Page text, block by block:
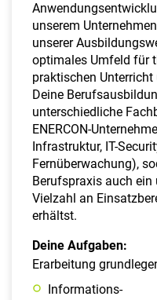
unserem
unserer
optimales Umfeld für
praktischen
Deine
unterschiedliche
ENERCON-
Infrastruktur, IT-
Fernüberwachung),
Berufspraxis auch
Vielzahl an
erhältst.
Deine Aufgaben:
Erarbeitung
Informations-